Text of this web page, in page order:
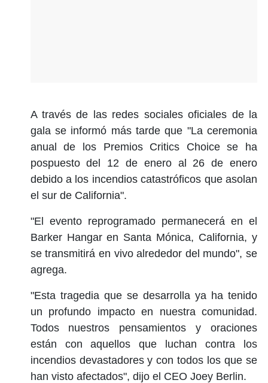
A través de las redes sociales oficiales de la
gala se informó más tarde que "La ceremonia
anual de los Premios Critics Choice se ha
pospuesto del 12 de enero al 26 de enero
debido a los incendios catastróficos que asolan
el sur de California".
"El evento reprogramado permanecerá en el
Barker Hangar en Santa Mónica, California, y
se transmitirá en vivo alrededor del mundo", se
agrega.
"Esta tragedia que se desarrolla ya ha tenido
un profundo impacto en nuestra comunidad.
Todos nuestros pensamientos y oraciones
están con aquellos que luchan contra los
incendios devastadores y con todos los que se
han visto afectados", dijo el CEO Joey Berlin.